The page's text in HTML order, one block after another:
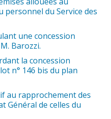
personnel du Service des
une concession
Barozzi.
la concession
n° 146 bis du plan
au rapprochement des
Général de celles du